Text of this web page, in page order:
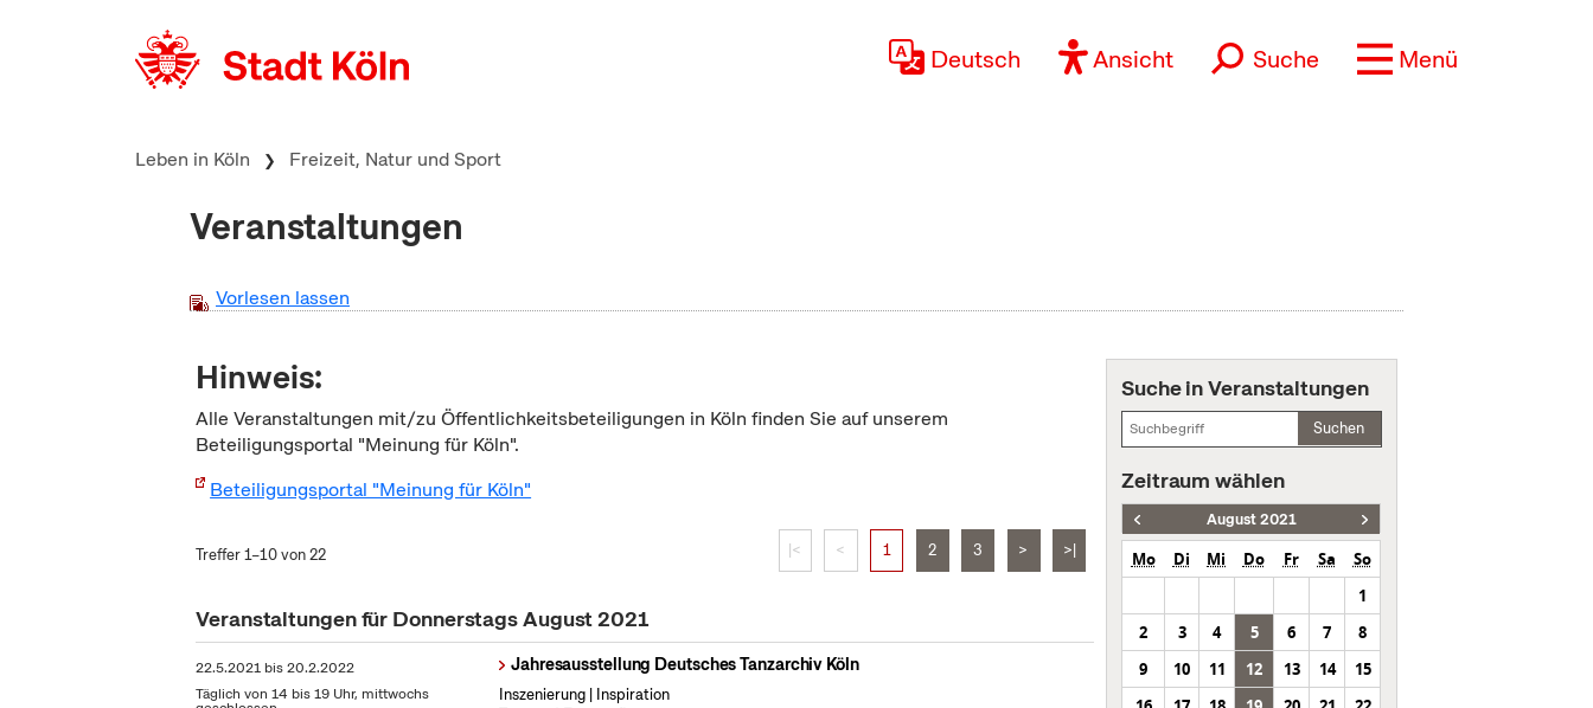
Deutsch Ansicht Suche Menü
Leben in Köln Freizeit, Natur und Sport
Veranstaltungen
Vorlesen lassen
Hinweis:
Alle Veranstaltungen mit/zu Öffentlichkeitsbeteiligungen in Köln finden Sie auf unserem
Beteiligungsportal "Meinung für Köln".
Beteiligungsportal "Meinung für Köln"
Treffer 1–10 von 22 |< < 1 2 3 > >|
Veranstaltungen für Donnerstags August 2021
22.5.2021 bis20.2.2022
Täglich von 14 bis 19 Uhr, mittwochs
Jahresausstellung Deutsches Tanzarchiv Köln
Inszenierung | Inspiration
Suche in Veranstaltungen
Suchen
Zeitraum wählen
August 2021
Mo Di Mi Do Fr Sa
So
1
2
3 4 5 6 7
8
9
10 11 12 13 14
15